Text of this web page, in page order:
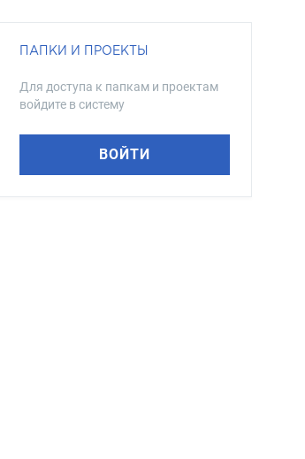
ПАПКИ И ПРОЕКТЫ
Для доступа к папкам и проектам
войдите в систему
ВОЙТИ